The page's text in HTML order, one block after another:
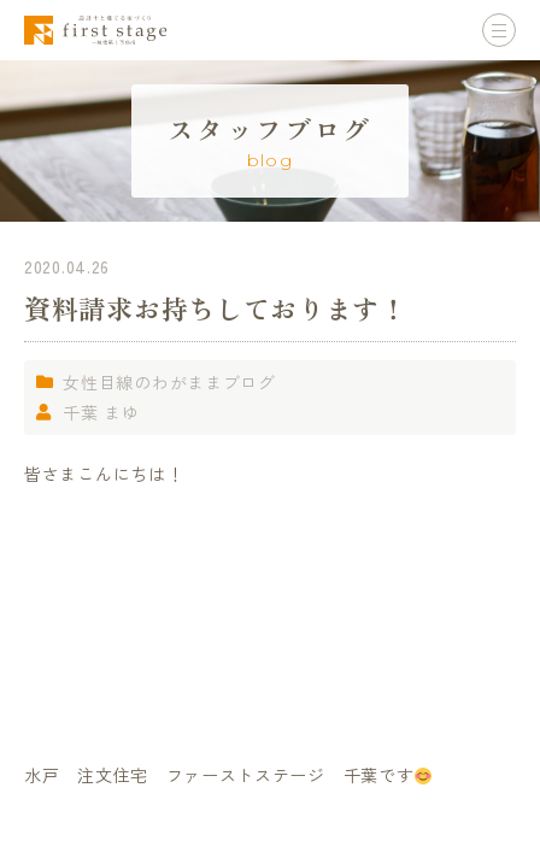
スタッフブログ
blog
2020.04.26
資料請求お持ちしております！
女性目線のわがままブログ
千葉 まゆ
皆さまこんにちは！
水戸 注文住宅 ファーストステージ 千葉です